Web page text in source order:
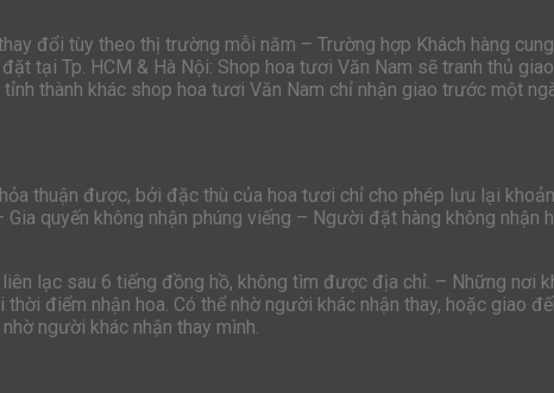
đổi tùy theo thị trường mỗi năm – Trường hợp Khách hàng
tại Tp. HCM & Hà Nội: Shop hoa tươi Văn Nam sẽ tranh thủ
thành khác shop hoa tươi Văn Nam chỉ nhận giao trước một
thuận được, bởi đặc thù của hoa tươi chỉ cho phép lưu lại
quyến không nhận phúng viếng – Người đặt hàng không nhận
lạc sau 6 tiếng đồng hồ, không tìm được địa chỉ. – Những nơi
điểm nhận hoa. Có thể nhờ người khác nhận thay, hoặc giao
người khác nhận thay mình.